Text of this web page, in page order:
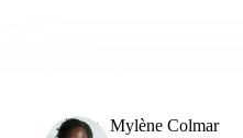
Mylène Colmar